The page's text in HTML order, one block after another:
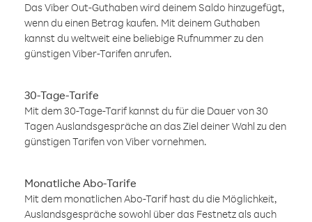
Das Viber Out-Guthaben wird deinem Saldo hinzugefügt,
wenn du einen Betrag kaufen. Mit deinem Guthaben
kannst du weltweit eine beliebige Rufnummer zu den
günstigen Viber-Tarifen anrufen.
30-Tage-Tarife
Mit dem 30-Tage-Tarif kannst du für die Dauer von 30
Tagen Auslandsgespräche an das Ziel deiner Wahl zu den
günstigen Tarifen von Viber vornehmen.
Monatliche Abo-Tarife
Mit dem monatlichen Abo-Tarif hast du die Möglichkeit,
Auslandsgespräche sowohl über das Festnetz als auch